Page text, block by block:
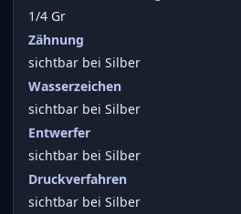
1/4 Gr
Zähnung
sichtbar bei Silber
Wasserzeichen
sichtbar bei Silber
Entwerfer
sichtbar bei Silber
Druckverfahren
sichtbar bei Silber